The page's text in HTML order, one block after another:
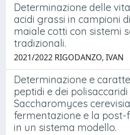
Determinazione delle
acidi grassi in campioni
maiale cotti con sistemi
tradizionali.
2021/2022 RIGODANZO, IVAN
Determinazione e
peptidi e dei
Saccharomyces
fermentazione e la
in un sistema modello.